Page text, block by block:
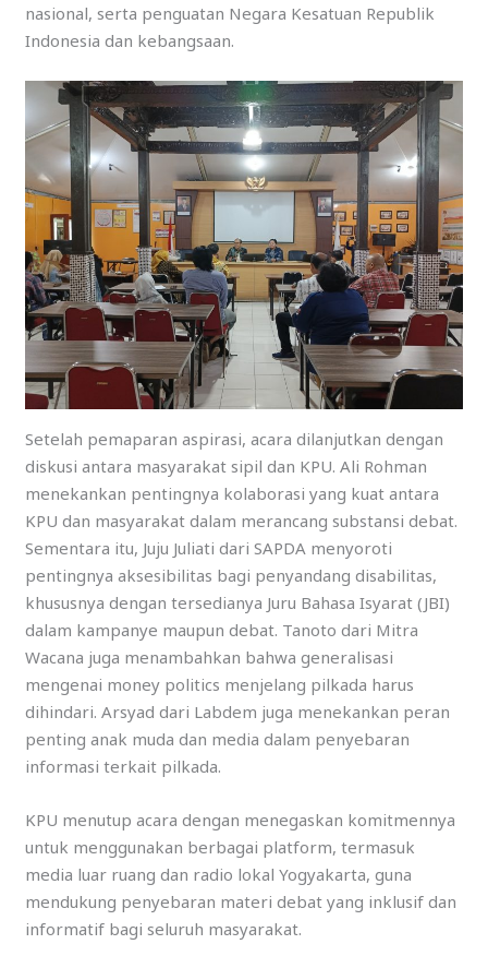
nasional, serta penguatan Negara Kesatuan Republik
Indonesia dan kebangsaan.
Setelah pemaparan aspirasi, acara dilanjutkan dengan
diskusi antara masyarakat sipil dan KPU. Ali Rohman
menekankan pentingnya kolaborasi yang kuat antara
KPU dan masyarakat dalam merancang substansi debat.
Sementara itu, Juju Juliati dari SAPDA menyoroti
pentingnya aksesibilitas bagi penyandang disabilitas,
khususnya dengan tersedianya Juru Bahasa Isyarat (JBI)
dalam kampanye maupun debat. Tanoto dari Mitra
Wacana juga menambahkan bahwa generalisasi
mengenai money politics menjelang pilkada harus
dihindari. Arsyad dari Labdem juga menekankan peran
penting anak muda dan media dalam penyebaran
informasi terkait pilkada.
KPU menutup acara dengan menegaskan komitmennya
untuk menggunakan berbagai platform, termasuk
media luar ruang dan radio lokal Yogyakarta, guna
mendukung penyebaran materi debat yang inklusif dan
informatif bagi seluruh masyarakat.